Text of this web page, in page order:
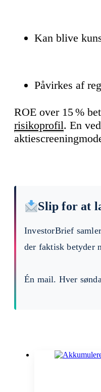
Kan blive
Påvirkes af
ROE over 15 %
risikoprofil. En
Slip for at
InvestorBrief
der faktisk betyder
Én mail. Hver